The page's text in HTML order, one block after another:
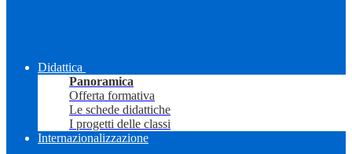
Didattica
Panoramica
Offerta formativa
Le schede didattiche
I progetti delle classi
Internazionalizzazione